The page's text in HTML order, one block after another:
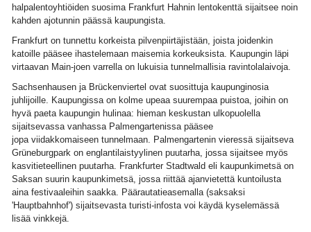
halpalentoyhtiöiden suosima Frankfurt Hahnin lentokenttä sijaitsee noin
kahden ajotunnin päässä kaupungista.
Frankfurt on tunnettu korkeista pilvenpiirtäjistään, joista joidenkin
katoille pääsee ihastelemaan maisemia korkeuksista. Kaupungin läpi
virtaavan Main-joen varrella on lukuisia tunnelmallisia ravintolalaivoja.
Sachsenhausen ja Brückenviertel ovat suosittuja kaupunginosia
juhlijoille. Kaupungissa on kolme upeaa suurempaa puistoa, joihin on
hyvä paeta kaupungin hulinaa: hieman keskustan ulkopuolella
sijaitsevassa vanhassa Palmengartenissa pääsee
jopa viidakkomaiseen tunnelmaan. Palmengartenin vieressä sijaitseva
Grüneburgpark on englantilaistyylinen puutarha, jossa sijaitsee myös
kasvitieteellinen puutarha. Frankfurter Stadtwald eli kaupunkimetsä on
Saksan suurin kaupunkimetsä, jossa riittää ajanvietettä kuntoilusta
aina festivaaleihin saakka. Päärautatieasemalla (saksaksi
'Hauptbahnhof') sijaitsevasta turisti-infosta voi käydä kyselemässä
lisää vinkkejä.